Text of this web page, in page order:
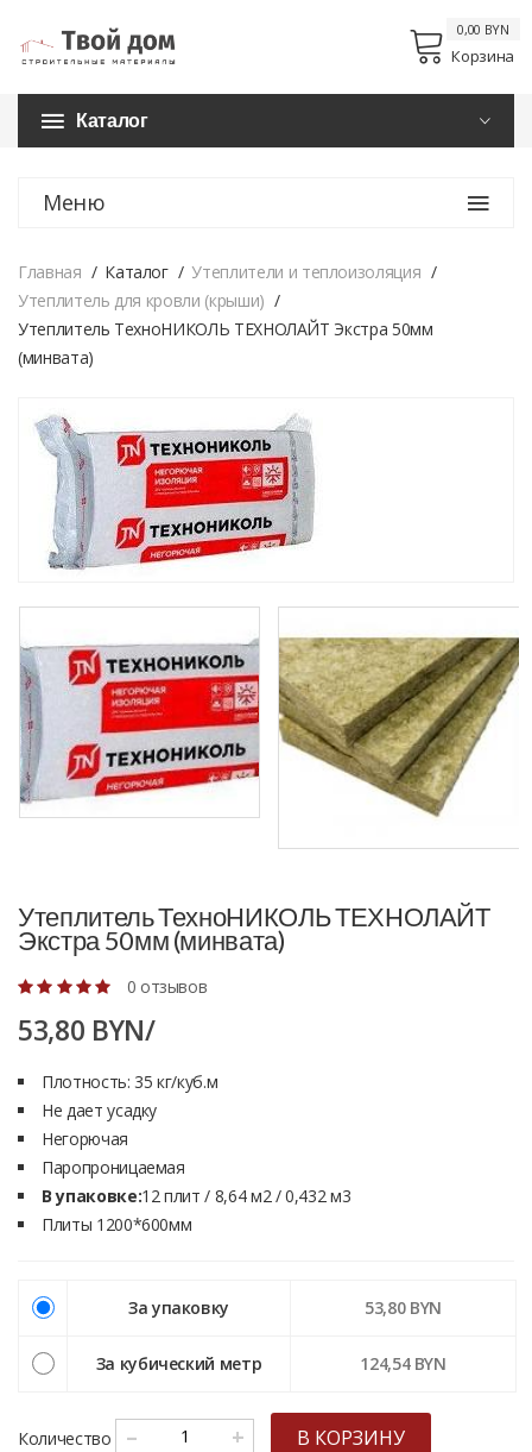
Корзина
0,00 BYN
Каталог
Меню
Главная Каталог
Утеплители и теплоизоляция
Утеплитель для кровли (крыши)
Утеплитель ТехноНИКОЛЬ ТЕХНОЛАЙТ Экстра 50мм
(минвата)
Утеплитель ТехноНИКОЛЬ ТЕХНОЛАЙТ
Экстра 50мм (минвата)
0 отзывов
53,80 BYN/
Плoтнocть: 35 кг/куб.м
Не дает усадку
Нeгoрючая
Парoпрoницаeмая
В упаковке:12 плит / 8,64 м2 / 0,432 м3
Плиты 1200*600мм
За упаковку 53,80 BYN
За кубический метр 124,54 BYN
Количество – + В КОРЗИНУ